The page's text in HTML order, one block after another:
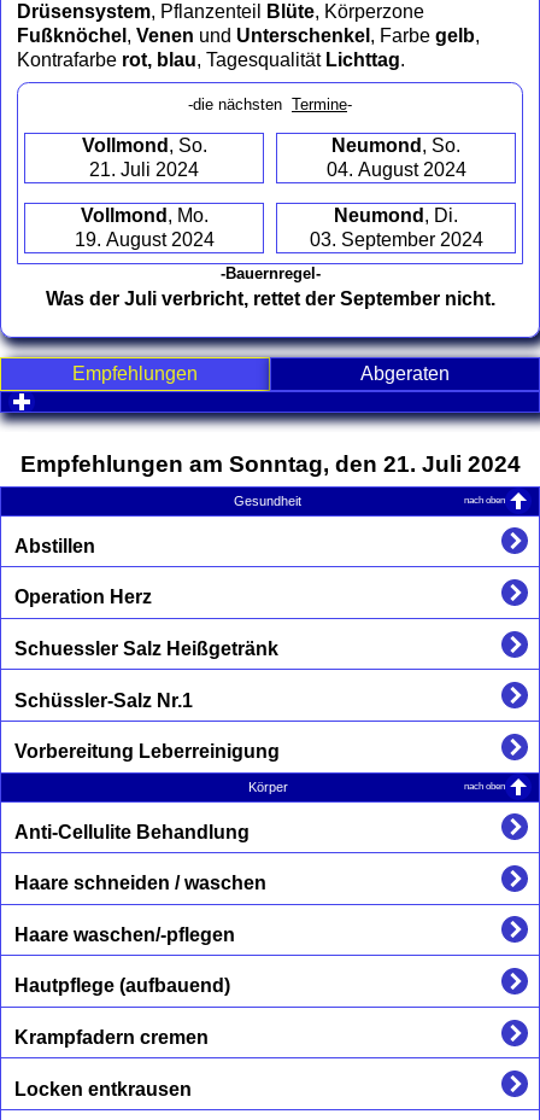
Drüsensystem, Pflanzenteil Blüte, Körperzone
Fußknöchel , Venen und Unterschenkel , Farbe gelb,
Kontrafarbe rot, blau, Tagesqualität Lichttag.
-die nächsten Termine-
Vollmond , So.
21. Juli 2024
Neumond , So.
04. August 2024
Vollmond , Mo.
19. August 2024
Neumond , Di.
03. September 2024
-Bauernregel-
Was der Juli verbricht, rettet der September nicht.
Empfehlungen
Abgeraten
click to expand contents
Empfehlungen am Sonntag, den 21. Juli 2024
Gesundheit nach oben
Abstillen
Operation Herz
Schuessler Salz Heißgetränk
Schüssler-Salz Nr.1
Vorbereitung Leberreinigung
Körper nach oben
Anti-Cellulite Behandlung
Haare schneiden / waschen
Haare waschen/-pflegen
Hautpflege (aufbauend)
Krampfadern cremen
Locken entkrausen